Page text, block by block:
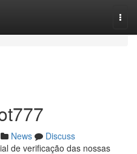
News
Discuss
de verificação das nossas